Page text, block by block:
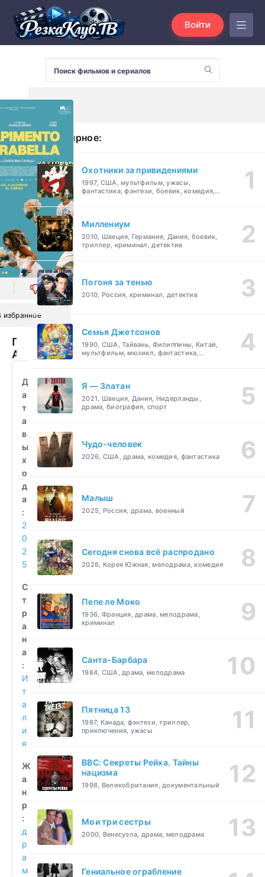
Войти
0
избранное
Похищение
Арабеллы
смотреть
бесплатно
Д
а
т
а
в
ы
х
о
д
а
:
2
0
2
5
С
т
р
а
н
а
:
И
т
а
л
и
я
Ж
а
н
р
:
д
р
а
м
Популярное:
Охотники за привидениями
1997, США, мультфильм, ужасы,
фантастика, фэнтези, боевик, комедия,
Миллениум
2010, Швеция, Германия, Дания, боевик,
триллер, криминал, детектив
Погоня за тенью
2010, Россия, криминал, детектив
Семья Джетсонов
1990, США, Тайвань, Филиппины, Китай,
мультфильм, мюзикл, фантастика,
Я — Златан
2021, Швеция, Дания, Нидерланды,
драма, биография, спорт
Чудо-человек
2026, США, драма, комедия, фантастика
Малыш
2025, Россия, драма, военный
Сегодня снова всё распродано
2026, Корея Южная, мелодрама, комедия
Пепе ле Моко
1936, Франция, драма, мелодрама,
криминал
Санта-Барбара
1984, США, драма, мелодрама
Пятница 13
1987, Канада, фэнтези, триллер,
приключения, ужасы
BBC: Секреты Рейха. Тайны
нацизма
1998, Великобритания, документальный
Мои три сестры
2000, Венесуэла, драма, мелодрама
Гениальное ограбление